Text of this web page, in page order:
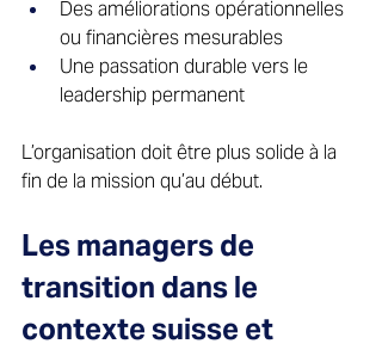
Des améliorations opérationnelles
ou financières mesurables
Une passation durable vers le
leadership permanent
L’organisation doit être plus solide à la
fin de la mission qu’au début.
Les managers de
transition dans le
contexte suisse et